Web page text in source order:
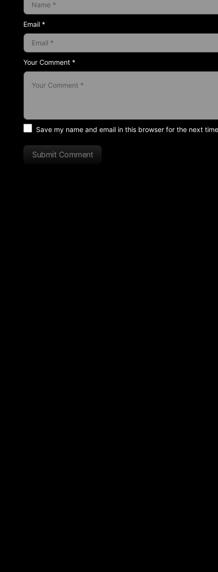
Your Comment *
Email *
Save my name and email in this browser for the next
Submit Comment